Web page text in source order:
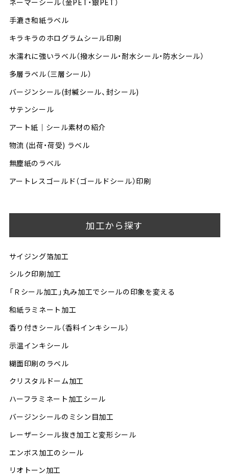
ネーマーシール（金PET・銀PET）
手漉き和紙ラベル
キラキラのホログラムシール印刷
水濡れに強いラベル（撥水シール・耐水シール・防水シール）
多層ラベル（三層シール）
バージンシール(封緘シール、封シール)
サテンシール
アート紙｜シール素材の紹介
物流 (出荷・荷受) ラベル
無塵紙のラベル
アートレスゴールド（ゴールドシール）印刷
加工から探す
サイジング箔加工
シルク印刷加工
「Ｒシール加工」丸み加工でシールの印象を変える
和紙ラミネート加工
香り付きシール（香料インキシール）
示温インキシール
糊面印刷のラベル
クリスタルドーム加工
ハーフラミネート加工シール
バージンシールのミシン目加工
レーザーシール抜き加工と変形シール
エンボス加工のシール
リオトーン加工